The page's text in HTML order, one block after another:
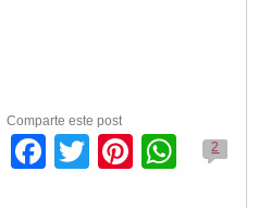
Comparte este post
Facebook
TwitterPinterest
2